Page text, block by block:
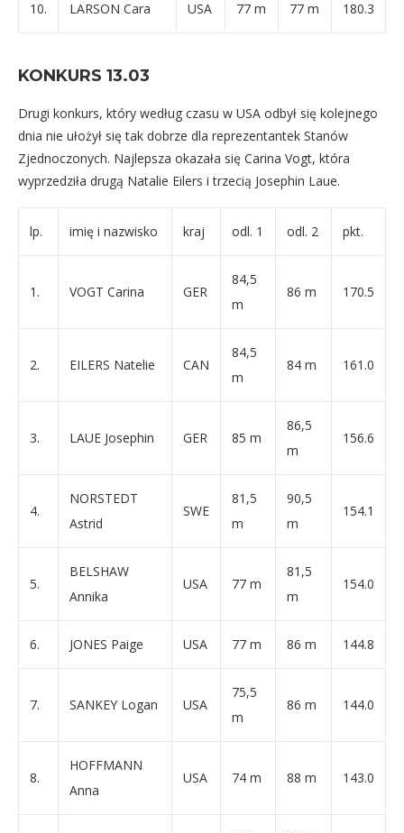
10. LARSON Cara USA 77 m 77 m 180.3
KONKURS 13.03
Drugi konkurs, który według czasu w USA odbył się kolejnego
dnia nie ułożył się tak dobrze dla reprezentantek Stanów
Zjednoczonych. Najlepsza okazała się Carina Vogt, która
wyprzedziła drugą Natalie Eilers i trzecią Josephin Laue.
lp. imię i nazwisko kraj odl. 1 odl. 2 pkt.
1. VOGT Carina GER
84,5
m
86 m 170.5
2. EILERS Natelie CAN
84,5
m
84 m 161.0
3. LAUE Josephin GER 85 m
86,5
m
156.6
4.
NORSTEDT
Astrid
SWE
81,5
m
90,5
m
154.1
5.
BELSHAW
Annika
USA 77 m
81,5
m
154.0
6. JONES Paige USA 77 m 86 m 144.8
7. SANKEY Logan USA
75,5
m
86 m 144.0
8.
HOFFMANN
Anna
USA 74 m 88 m 143.0